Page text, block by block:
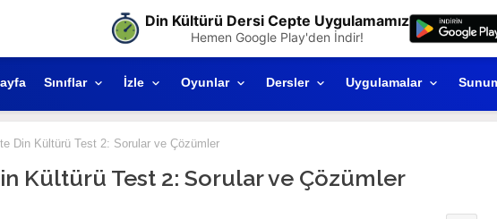
Sınıflar İzle Oyunlar Dersler Uygulamalar
Din Kültürü Test 2: Sorular ve Çözümler
Kültürü Test 2: Sorular ve Çözümler
Din Kültürü Dersi Cepte Uygulamamız
Hemen Google Play'den İndir!